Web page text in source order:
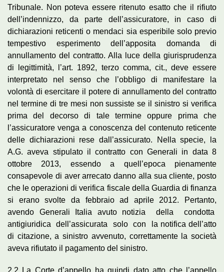
Tribunale. Non poteva essere ritenuto esatto che il rifiuto
dell’indennizzo, da parte dell’assicuratore, in caso di
dichiarazioni reticenti o mendaci sia esperibile solo previo
tempestivo esperimento dell’apposita domanda di
annullamento del contratto. Alla luce della giurisprudenza
di legittimità, l’art. 1892, terzo comma, cit., deve essere
interpretato nel senso che l’obbligo di manifestare la
volontà di esercitare il potere di annullamento del contratto
nel termine di tre mesi non sussiste se il sinistro si verifica
prima del decorso di tale termine oppure prima che
l’assicuratore venga a conoscenza del contenuto reticente
delle dichiarazioni rese dall’assicurato. Nella specie, la
A.G. aveva stipulato il contratto con Generali in data 8
ottobre 2013, essendo a quell’epoca pienamente
consapevole di aver arrecato danno alla sua cliente, posto
che le operazioni di verifica fiscale della Guardia di finanza
si erano svolte da febbraio ad aprile 2012. Pertanto,
avendo Generali Italia avuto notizia della condotta
antigiuridica dell’assicurata solo con la notifica dell’atto
di citazione, a sinistro avvenuto, correttamente la società
aveva rifiutato il pagamento del sinistro.
2.2 La Corte d’appello ha quindi dato atto che l’appello